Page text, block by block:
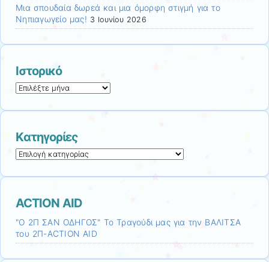
Μια σπουδαία δωρεά και μια όμορφη στιγμή για το
Νηπιαγωγείο μας! 3 Ιουνίου 2026
Ιστορικό
Ιστορικό
Kατηγορίες
Kατηγορίες
ACTION AID
"Ο 2Π ΣΑΝ ΟΔΗΓΟΣ" Το Τραγούδι μας για την ΒΑΛΙΤΣΑ
του 2Π-ACTION AID